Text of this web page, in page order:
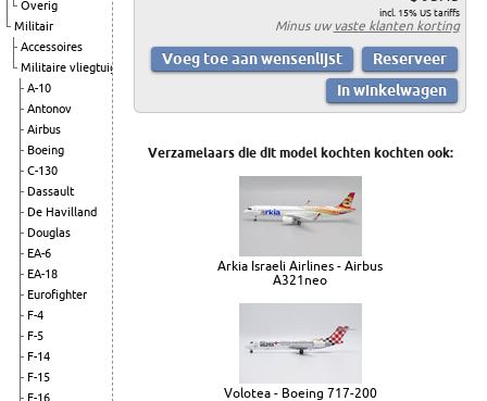
Overig
Militair
Accessoires
Militaire vliegtuigen
A-10
Antonov
Airbus
Boeing
C-130
Dassault
De Havilland
Douglas
EA-6
EA-18
Eurofighter
F-4
F-5
F-14
F-15
F-16
incl. 15% US tariffs
Minus uwvaste klanten korting
Verzamelaars die dit model kochten kochten ook:
Arkia Israeli Airlines - Airbus
A321neo
Volotea - Boeing 717-200